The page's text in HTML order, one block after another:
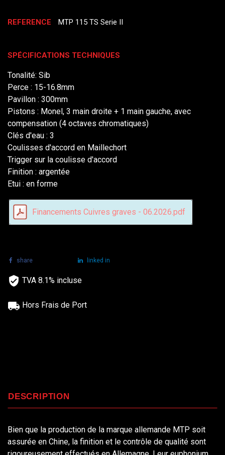
REFERENCE MTP 115 TS Serie II
SPÉCIFICATIONS TECHNIQUES
Tonalité: Sib
Perce : 15-16.8mm
Pavillon : 300mm
Pistons : Monel, 3 main droite + 1 main gauche, avec
compensation (4 octaves chromatiques)
Clés d'eau : 3
Coulisses d'accord en Maillechort
Trigger sur la coulisse d'accord
Finition : argentée
Etui : en forme
Financements Cuivres graves - 06.2026.pdf
share linked in
TVA 8.1% incluse
Hors Frais de Port
DESCRIPTION
Bien que la production de la marque allemande MTP soit
assurée en Chine, la finition et le contrôle de qualité sont